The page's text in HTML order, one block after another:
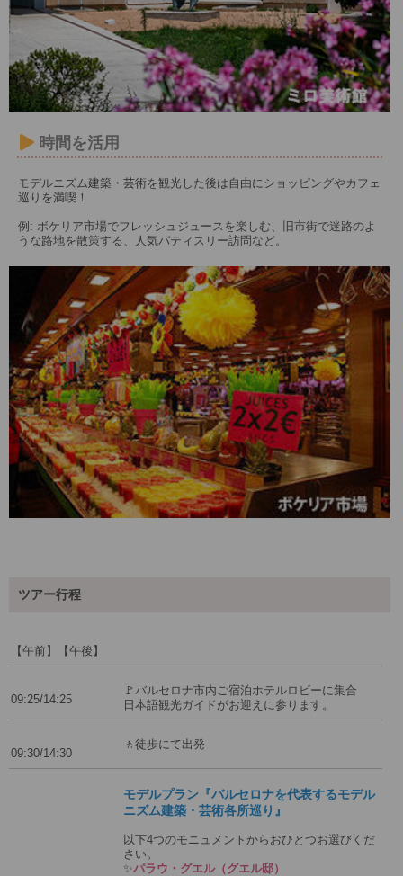
時間を活用
モデルニズム建築・芸術を観光した後は自由にショッピングやカフェ
巡りを満喫！
例: ボケリア市場でフレッシュジュースを楽しむ、旧市街で迷路のよ
うな路地を散策する、人気パティスリー訪問など。
ツアー行程
【午前】【午後】
09:25/14:25
🚩バルセロナ市内ご宿泊ホテルロビーに集合
日本語観光ガイドがお迎えに参ります。
09:30/14:30
🚶徒歩にて出発
モデルプラン『バルセロナを代表するモデル
ニズム建築・芸術各所巡り』
以下4つのモニュメントからおひとつお選びくだ
さい。
✨パラウ・グエル（グエル邸）